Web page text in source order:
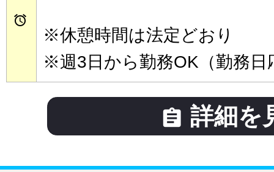

※休憩時間は法定どおり
※週3日から勤務OK（勤務日
 詳細を